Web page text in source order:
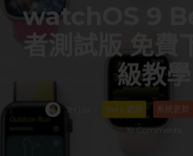
watchOS 9
者測試版 免費
級教學
JH Liu Beta 更新 系統更新
19 Comments